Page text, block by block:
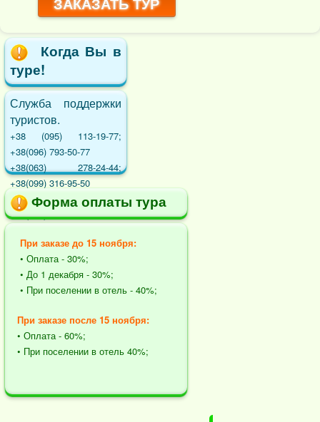
ЗАКАЗАТЬ ТУР
Когда Вы в
туре!
Служба поддержки
туристов.
+38 (095) 113-19-77;
+38(096) 793-50-77
+38(063) 278-24-44;
+38(099) 316-95-50
+38(097) 291-44-70;
+38(063) 441-21-14
Форма оплаты тура
При заказе до 15 ноября:
• Оплата - 30%;
• До 1 декабря - 30%;
• При поселении в отель - 40%;
При заказе после 15 ноября:
• Оплата - 60%;
• При поселении в отель 40%;